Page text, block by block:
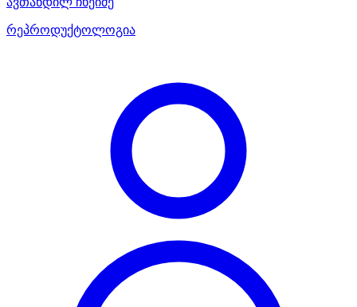
რეპროდუქტოლოგია